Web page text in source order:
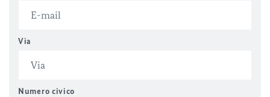
Via
Numero civico